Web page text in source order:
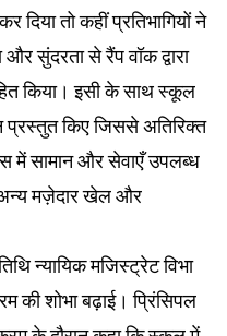
दिया तो कहीं प्रतिभागियों ने
सुंदरता से रैंप वॉक द्वारा
किया। इसी के साथ स्कूल
प्रस्तुत किए जिससे अतिरिक्त
में सामान और सेवाएँ उपलब्ध
अन्य मज़ेदार खेल और
न्यायिक मजिस्ट्रेट विभा
की शोभा बढ़ाई। प्रिंसिपल